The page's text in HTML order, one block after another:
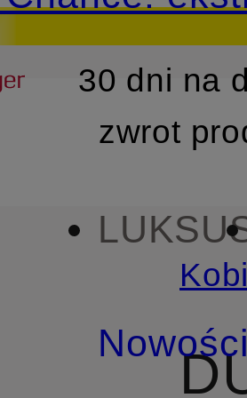
DO GŁÓWNEJ
Breuninger
30 dni na
zwrot